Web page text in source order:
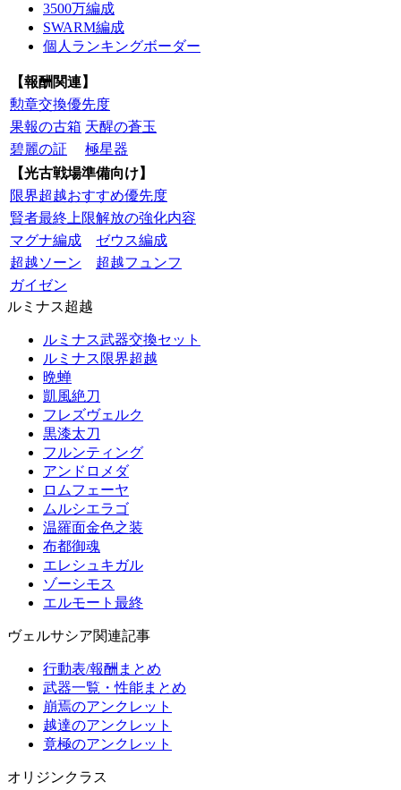
3500万編成
SWARM編成
個人ランキングボーダー
【報酬関連】
勲章交換優先度
果報の古箱 天醒の蒼玉
碧麗の証
極星器
【光古戦場準備向け】
限界超越おすすめ優先度
賢者最終上限解放の強化内容
マグナ編成
ゼウス編成
超越ソーン
超越フュンフ
ガイゼン
ルミナス超越
ルミナス武器交換セット
ルミナス限界超越
晩蝉
凱風絶刀
フレズヴェルク
黒漆太刀
フルンティング
アンドロメダ
ロムフェーヤ
ムルシエラゴ
温羅面金色之装
布都御魂
エレシュキガル
ゾーシモス
エルモート最終
ヴェルサシア関連記事
行動表/報酬まとめ
武器一覧・性能まとめ
崩焉のアンクレット
越達のアンクレット
竟極のアンクレット
オリジンクラス